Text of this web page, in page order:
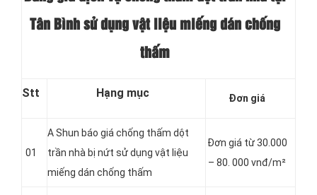
Tân Bình sử dụng vật liệu miếng dán chống
thấm
Stt Hạng mục Đơn giá
01
A Shun báo giá chống thấm dột
trần nhà bị nứt sử dụng vật liệu
miếng dán chống thấm
Đơn giá từ 30.000
– 80. 000 vnđ/m²